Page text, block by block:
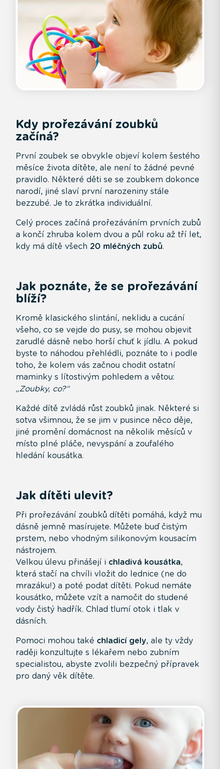
Kdy prořezávání zoubků
začíná?
První zoubek se obvykle objeví kolem šestého
měsíce života dítěte, ale není to žádné pevné
pravidlo. Některé děti se se zoubkem dokonce
narodí, jiné slaví první narozeniny stále
bezzubé. Je to zkrátka individuální.
Celý proces začíná prořezáváním prvních zubů
a končí zhruba kolem dvou a půl roku až tří let,
kdy má dítě všech 20 mléčných zubů.
Jak poznáte, že se prořezávání
blíží?
Kromě klasického slintání, neklidu a cucání
všeho, co se vejde do pusy, se mohou objevit
zarudlé dásně nebo horší chuť k jídlu. A pokud
byste to náhodou přehlédli, poznáte to i podle
toho, že kolem vás začnou chodit ostatní
maminky s lítostivým pohledem a větou:
„Zoubky, co?“
Každé dítě zvládá růst zoubků jinak. Některé si
sotva všimnou, že se jim v pusince něco děje,
jiné promění domácnost na několik měsíců v
místo plné pláče, nevyspání a zoufalého
hledání kousátka.
Jak dítěti ulevit?
Při prořezávání zoubků dítěti pomáhá, když mu
dásně jemně masírujete. Můžete buď čistým
prstem, nebo vhodným silikonovým kousacím
nástrojem.
Velkou úlevu přinášejí i chladivá kousátka,
která stačí na chvíli vložit do lednice (ne do
mrazáku!) a poté podat dítěti. Pokud nemáte
kousátko, můžete vzít a namočit do studené
vody čistý hadřík. Chlad tlumí otok i tlak v
dásních.
Pomoci mohou také chladicí gely, ale ty vždy
raději konzultujte s lékařem nebo zubním
specialistou, abyste zvolili bezpečný přípravek
pro daný věk dítěte.